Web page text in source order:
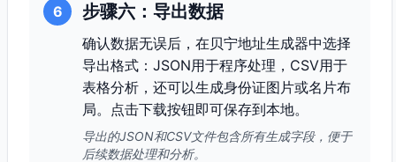
6 步骤六：导出数据
确认数据无误后，在贝宁地址生成器中选择
导出格式：JSON用于程序处理，CSV用于
表格分析，还可以生成身份证图片或名片布
局。点击下载按钮即可保存到本地。
导出的JSON和CSV文件包含所有生成字段，便于
后续数据处理和分析。